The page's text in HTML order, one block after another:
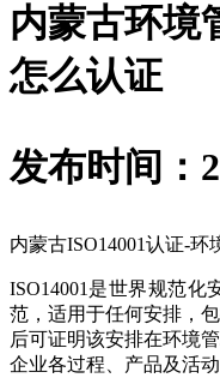
内蒙古环境
怎么认证
发布时间：
内蒙古ISO14001认证-环
ISO14001是世界规范化
范，适用于任何安排，
后可证明该安排在环境
企业各过程、产品及活